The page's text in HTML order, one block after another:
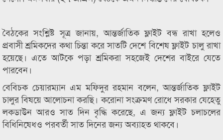
বৈঠকের সংশ্লিষ্ট সূত্র জানায়, আন্তর্জাতিক ফ্লাইট বন্ধ রাখা হলেও
প্রবাসী শ্রমিকদের কথা চিন্তা করে সাতটি দেশে বিশেষ ফ্লাইট চালু রাখা
হয়েছে। এতে আটকে পড়া শ্রমিকরা সহজেই দেশের বাইরে যেতে
পারবেন।
বেবিচক চেয়ারম্যান এম মফিদুর রহমান বলেন, আন্তর্জাতিক ফ্লাইট
চালুর বিষয়ে আলোচনা করছি। করোনা সংক্রমণ রোধে সরকার যেহেতু
লকডাউন আরও সাত দিন বৃদ্ধি করেছে, এ জন্য ফ্লাইট চলাচলের
বিধিনিষেধও পরবর্তী সাত দিনের জন্য অব্যাহত থাকবে।